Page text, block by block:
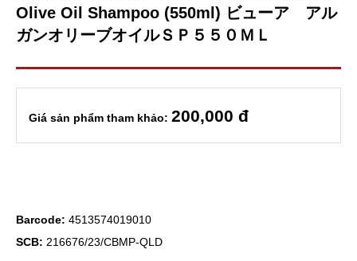
Olive Oil Shampoo (550ml) ビューア アル
ガンオリーブオイルＳＰ５５０ＭＬ
Giá sản phẩm tham khảo: 200,000 đ
Barcode: 4513574019010
SCB: 216676/23/CBMP-QLD